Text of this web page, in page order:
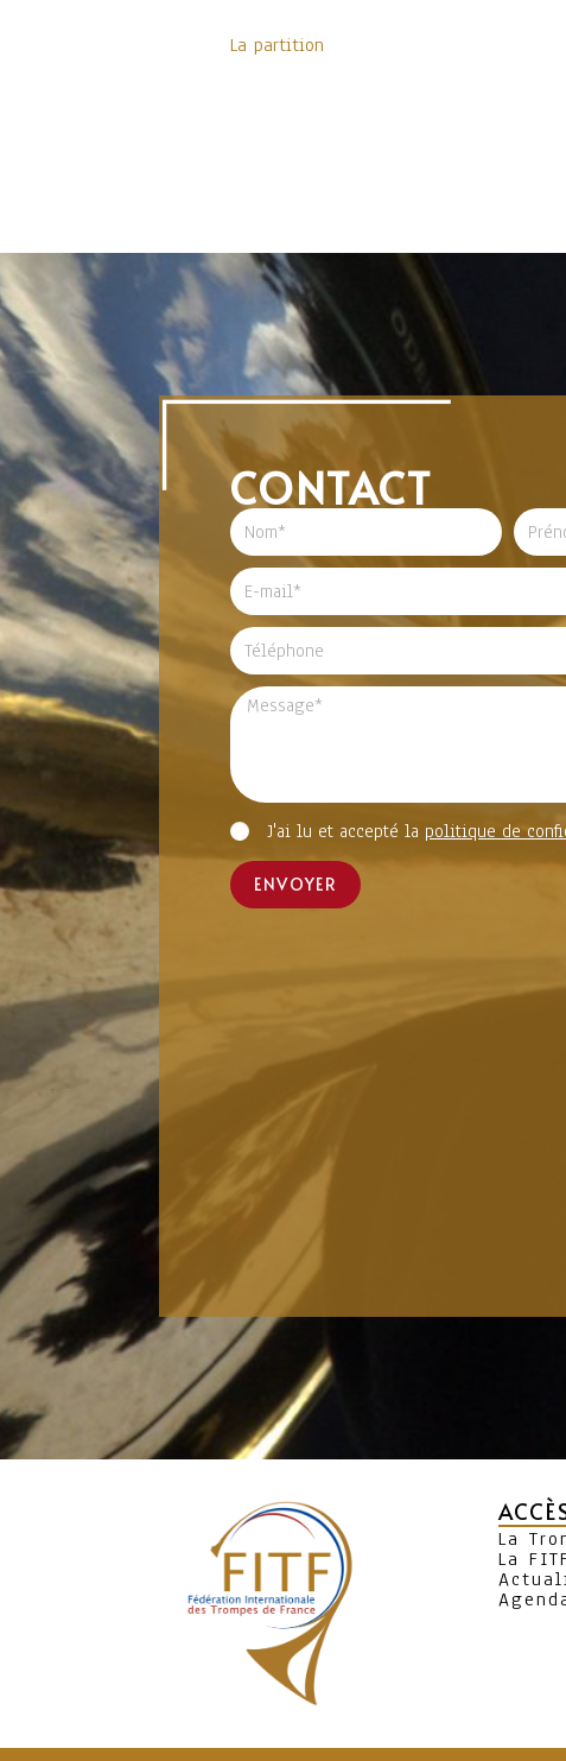
La partition
CONTACT
J'ai lu et accepté la politique de
ENVOYER
La
La